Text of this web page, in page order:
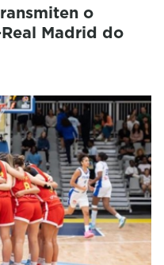
o
Madrid do